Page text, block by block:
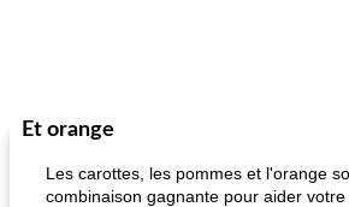
Et orange
Les carottes, les pommes et l'orange
combinaison gagnante pour aider